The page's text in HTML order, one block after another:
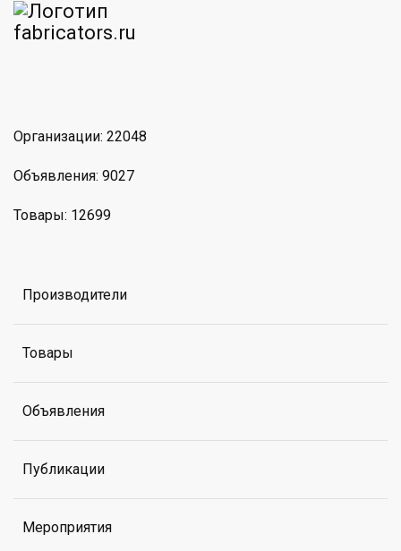
Организации: 22048
Объявления: 9027
Товары: 12699
Производители
Товары
Объявления
Публикации
Мероприятия